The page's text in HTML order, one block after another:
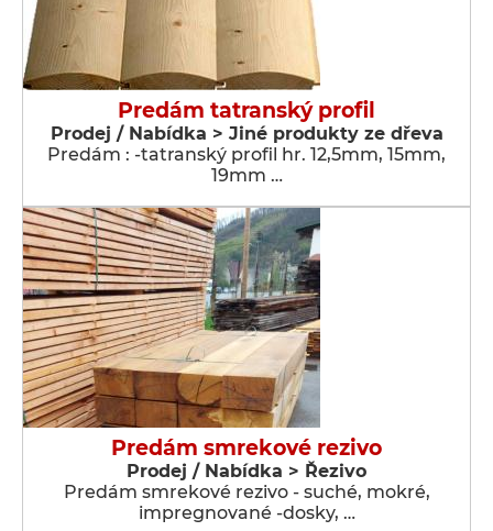
Predám tatranský profil
Prodej / Nabídka > Jiné produkty ze dřeva
Predám : -tatranský profil hr. 12,5mm, 15mm,
19mm …
Predám smrekové rezivo
Prodej / Nabídka > Řezivo
Predám smrekové rezivo - suché, mokré,
impregnované -dosky, …